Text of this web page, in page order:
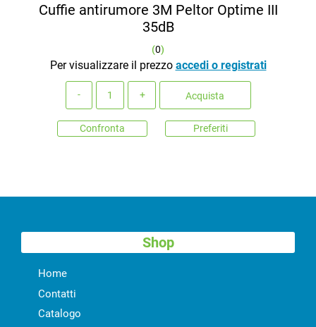
Cuffie antirumore 3M Peltor Optime III
35dB
(0)
Per visualizzare il prezzo accedi o registrati
Acquista
Confronta Preferiti
Shop
Home
Contatti
Catalogo